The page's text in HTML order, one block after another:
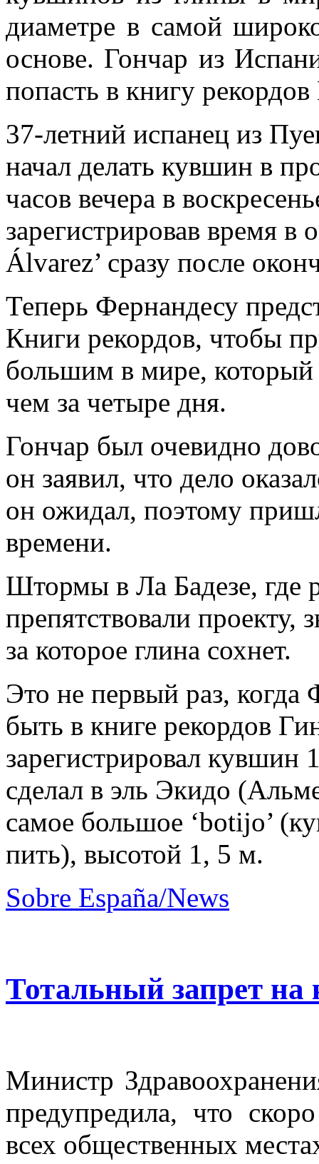
диаметре в самой
основе. Гончар из
попасть в книгу
37-летний испанец из
начал делать кувшин в
часов вечера в
зарегистрировав время
Álvarez’ сразу после
Теперь Фернандесу
Книги рекордов, чтобы
большим в мире, который
чем за четыре дня.
Гончар был очевидно
он заявил, что дело
он ожидал, поэтому
времени.
Штормы в Ла Бадезе, где
препятствовали проекту,
за которое глина сохнет.
Это не первый раз, когда
быть в книге рекордов
зарегистрировал
сделал в эль Экидо
самое большое ‘botijo’
пить), высотой 1, 5 м.
Sobre España/News
Тотальный запрет на
Министр
предупредила, что
всех общественных